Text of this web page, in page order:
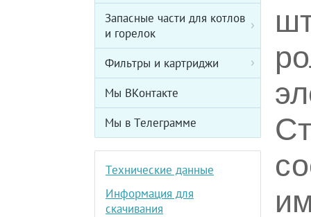
Запасные части для котлов
и горелок
Фильтры и картриджи
Мы ВКонтакте
Мы в Телеграмме
Технические данные
Информация для
скачивания